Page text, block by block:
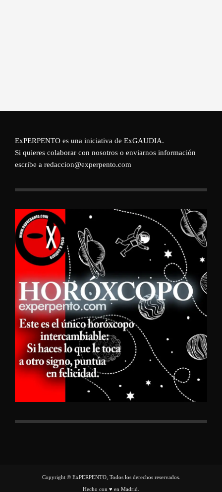
ExPERPENTO es una iniciativa de ExGAUDIA.
Si quieres colaborar con nosotros o enviarnos información
escribe a redaccion@experpento.com
Copyright © ExPERPENTO, Todos los derechos reservados.
Hecho con ♥ en Madrid.